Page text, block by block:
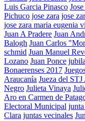
Luis Garcia Pinasco
Pichuco jose zara jose
jose zara maria eugenia
Juan A Pradere Juan
Balogh Juan Carlos
schmid Juan Manuel
Lozano Juan Ponce
Bonaerenses 2017
Araucanía Jueza del
Negro Julieta Vinaya
Aro en Carmen de
Electoral Municipal
Clara juntas vecinales